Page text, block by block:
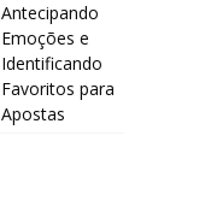
Antecipando
Emoções e
Identificando
Favoritos para
Apostas